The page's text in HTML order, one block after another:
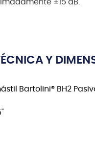
±15 dB.
Y
Bartolini® BH2